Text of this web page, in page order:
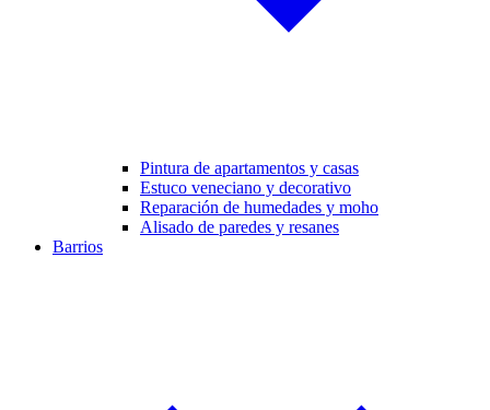
Pintura de apartamentos y casas
Estuco veneciano y decorativo
Reparación de humedades y moho
Alisado de paredes y resanes
Barrios